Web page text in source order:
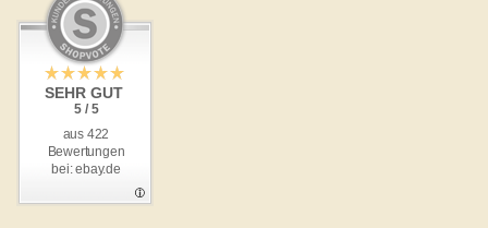
SEHR GUT
5 / 5
aus 422
Bewertungen
bei: ebay.de